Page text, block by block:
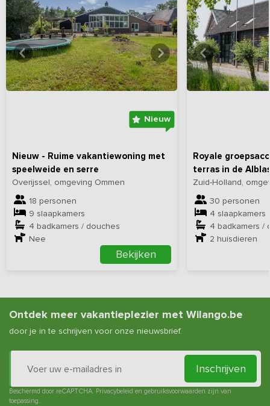
Nieuw
Nieuw - Ruime vakantiewoning met
speelweide en serre
Overijssel, omgeving Ommen
18 personen
9 slaapkamers
4 badkamers / douches
Nee
Bekijken
Bekijkhieralle foto's
Royale
terras in de
Zuid-Holland,
30 personen
4 slaapkamers
4 badkamers /
2 huisdieren
Bekijk
Ontdek meer vakantieplezier met Wilango.be
door je in te schrijven voor onze nieuwsbrief.
Inschrijven
Beschermd door reCAPTCHA. Privacybeleid en gebruiksvoorwaarden zijn van
toepassing.